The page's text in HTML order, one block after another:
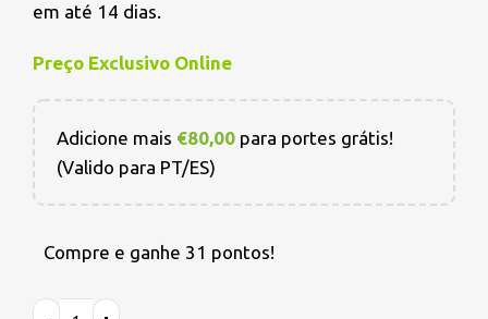
em até 14 dias.
Preço Exclusivo Online
Adicione mais €80,00 para portes grátis!
(Valido para PT/ES)
Compre e ganhe 31 pontos!